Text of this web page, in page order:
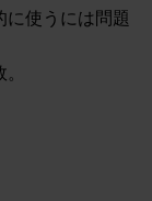
に使うには問題